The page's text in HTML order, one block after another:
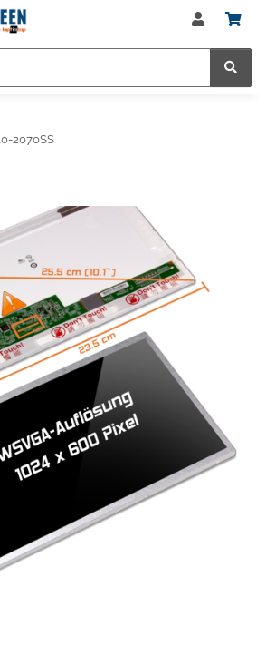
2070SS